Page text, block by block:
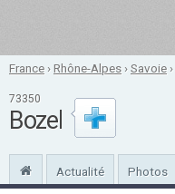
France ›Rhône-Alpes ›Savoie ›
73350
Bozel
Actualité Photos